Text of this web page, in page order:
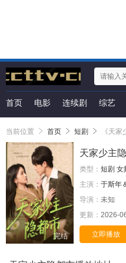
首页 电影 连续剧 综艺
当前位置 首页 短剧 《天家
完结
天家少主
类型： 短剧 女
主演： 于斯年
导演： 未知
更新： 2026-
立即播放